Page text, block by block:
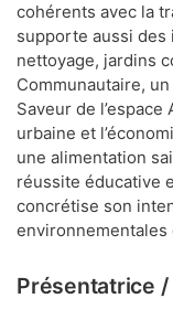
cohérents avec la
supporte aussi
nettoyage, jardins
Communautaire,
Saveur de
urbaine et
une alimentation
réussite éducative
concrétise son
environnementales
Présentatrice